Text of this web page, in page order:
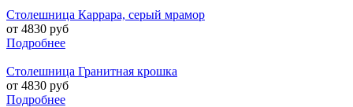
Столешница Каррара, серый мрамор
от 4830 руб
Подробнее
Столешница Гранитная крошка
от 4830 руб
Подробнее